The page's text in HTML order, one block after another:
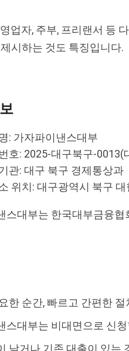
업자, 주부, 프리랜서 등
시하는 것도 특징입니다.
: 가자파이낸스대부
호: 2025-대구북구-0013(
관: 대구 북구 경제통상과
위치: 대구광역시 북구
스대부는 한국대부금융
한 순간, 빠르고 간편한
스대부는 비대면으로 신
낮거나 기존 대출이 있는